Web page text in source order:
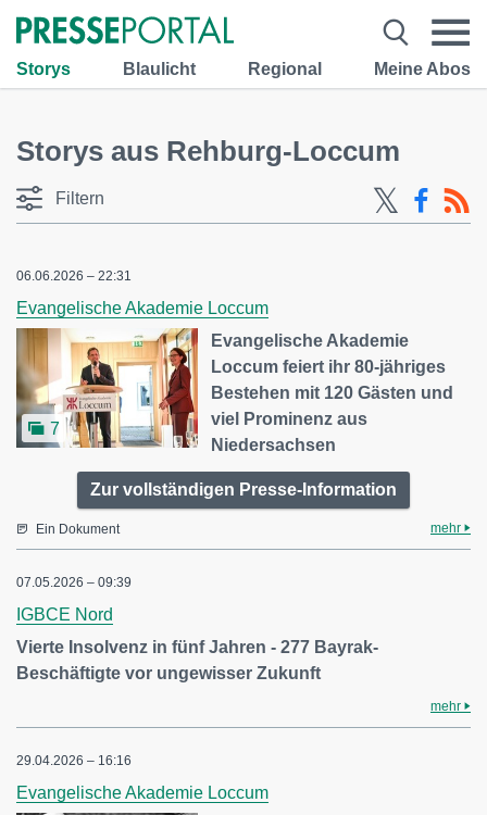
Storys Blaulicht Regional Meine Abos
Storys aus Rehburg-Loccum
Filtern
06.06.2026 – 22:31
Evangelische Akademie Loccum
7
Evangelische Akademie
Loccum feiert ihr 80-jähriges
Bestehen mit 120 Gästen und
viel Prominenz aus
Niedersachsen
Zur vollständigen Presse-Information
Ein Dokument mehr
07.05.2026 – 09:39
IGBCE Nord
Vierte Insolvenz in fünf Jahren - 277 Bayrak-
Beschäftigte vor ungewisser Zukunft
mehr
29.04.2026 – 16:16
Evangelische Akademie Loccum